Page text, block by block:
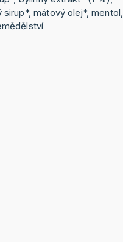
mátový olej*, mentol,